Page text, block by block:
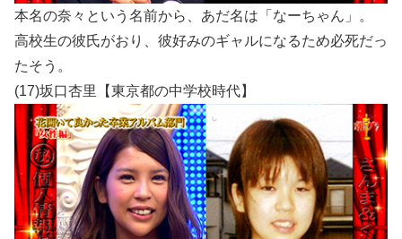
本名の奈々という名前から、あだ名は「なーちゃん」。
高校生の彼氏がおり、彼好みのギャルになるため必死だっ
たそう。
(17)坂口杏里【東京都の中学校時代】